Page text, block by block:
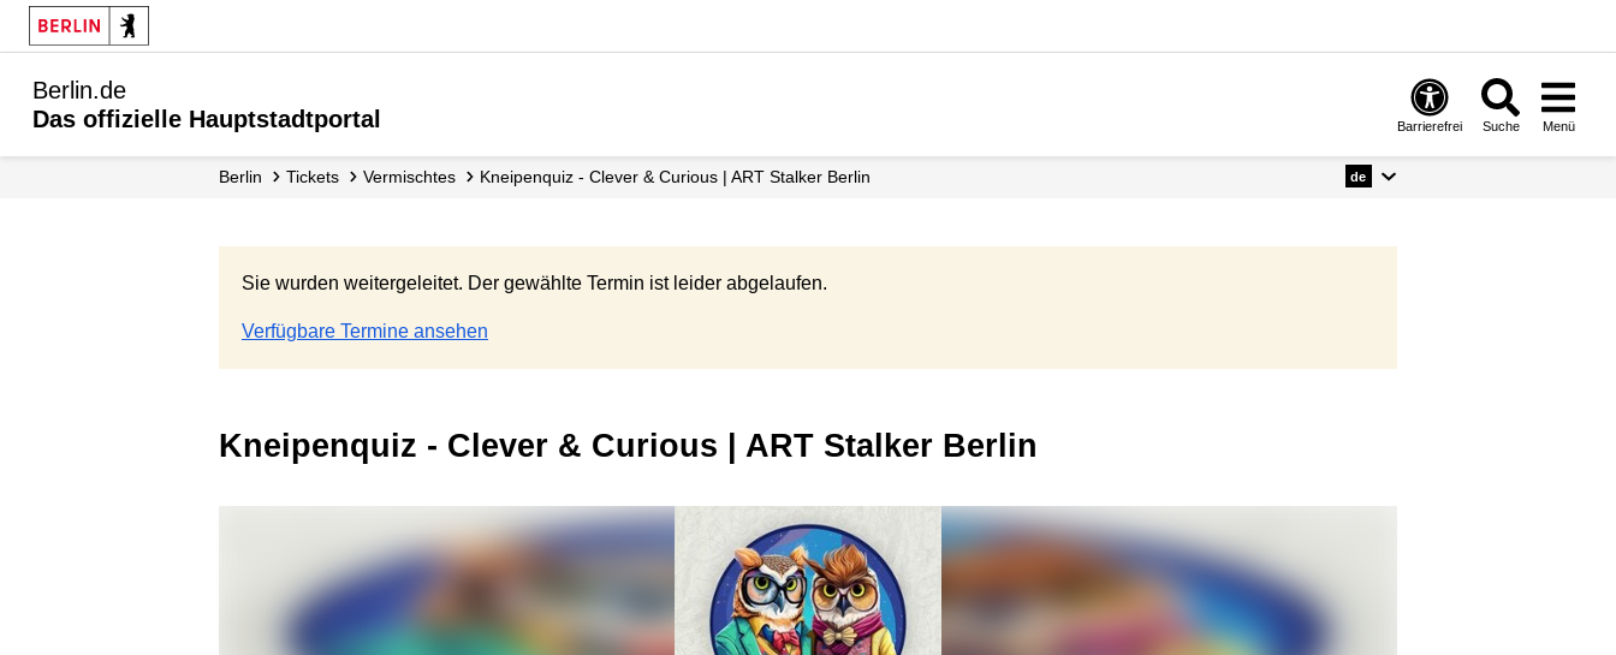
Berlin.de
Das offizielle Hauptstadtportal
Barrierefrei Suche Menü
Berlin Tickets Vermischtes Kneipenquiz - Clever & Curious | ART Stalker Berlin de
Sie wurden weitergeleitet. Der gewählte Termin ist leider abgelaufen.
Verfügbare Termine ansehen
Kneipenquiz - Clever & Curious | ART Stalker Berlin